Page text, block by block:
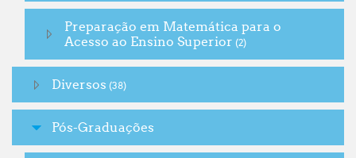
Preparação em Matemática para o
Acesso ao Ensino Superior (2)
Diversos (38)
Pós-Graduações